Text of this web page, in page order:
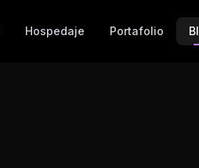
Hospedaje Portafolio